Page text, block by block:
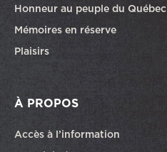
Honneur au peuple du Québec
Mémoires en réserve
Plaisirs
À PROPOS
Accès à l’information